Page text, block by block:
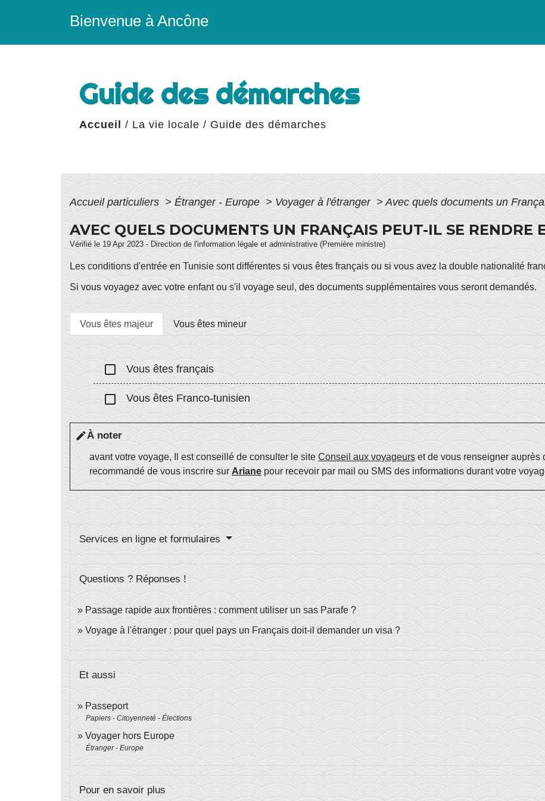
Bienvenue à Ancône
Guide des démarches
Accueil / La vie locale / Guide des démarches
Accueil particuliers > Étranger - Europe > Voyager à l'étranger > Avec quels documents un
AVEC QUELS DOCUMENTS UN FRANÇAIS PEUT-IL SE RENDRE
Vérifié le 19 Apr 2023 - Direction de l'information légale et administrative (Première ministre)
Les conditions d'entrée en Tunisie sont différentes si vous êtes français ou si vous avez la double nationalité
Si vous voyagez avec votre enfant ou s'il voyage seul, des documents supplémentaires vous seront demandés.
Vous êtes majeur Vous êtes mineur
check_box_outline_blank Vous êtes français
check_box_outline_blank Vous êtes Franco-tunisien
editÀ noter
avant votre voyage, Il est conseillé de consulter le site Conseil aux voyageurs et de vous renseigner auprès
recommandé de vous inscrire sur Ariane pour recevoir par mail ou SMS des informations durant votre
Services en ligne et formulaires
Questions ? Réponses !
Passage rapide aux frontières : comment utiliser un sas Parafe ?
Voyage à l'étranger : pour quel pays un Français doit-il demander un visa ?
Et aussi
Passeport
Papiers - Citoyenneté - Élections
Voyager hors Europe
Étranger - Europe
Pour en savoir plus